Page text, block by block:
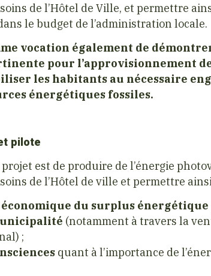
de l’Hôtel de Ville, et permettre
le budget de l’administration locale.
vocation également de
pour l’approvisionnement
les habitants au nécessaire
énergétiques fossiles.
pilote
est de produire de l’énergie
de l’Hôtel de ville et permettre
du surplus
(notamment à travers la
;
quant à l’importance de